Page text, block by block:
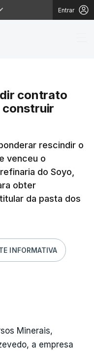
Entrar
contrato
construir
rescindir o
venceu o
do Soyo,
obter
da pasta dos
INFORMATIVA
Minerais,
a empresa